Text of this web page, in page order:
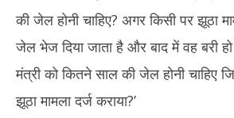
की जेल होनी चाहिए? अगर किसी पर झूठा
जेल भेज दिया जाता है और बाद में वह बरी
मंत्री को कितने साल की जेल होनी चाहिए
झूठा मामला दर्ज कराया?’